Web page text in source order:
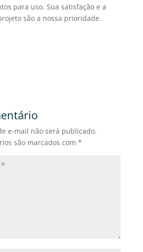
para uso. Sua satisfação e a
são a nossa prioridade.
e-mail não será publicado.
são marcados com *